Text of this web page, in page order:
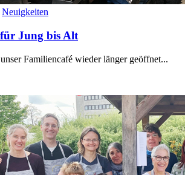
Neuigkeiten
Jung bis Alt
Familiencafé wieder länger geöffnet...